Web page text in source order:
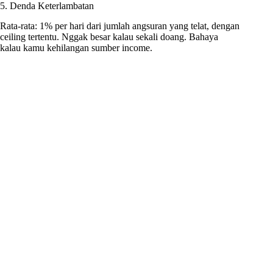
5. Denda Keterlambatan
Rata-rata: 1% per hari dari jumlah angsuran yang telat, dengan
ceiling tertentu. Nggak besar kalau sekali doang. Bahaya
kalau kamu kehilangan sumber income.